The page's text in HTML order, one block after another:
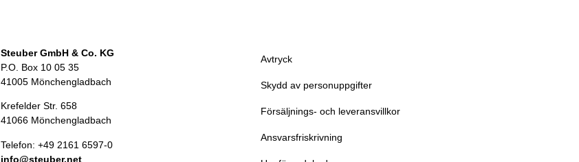
Steuber GmbH & Co. KG
P.O. Box 10 05 35
41005 Mönchengladbach
Krefelder Str. 658
41066 Mönchengladbach
Telefon: +49 2161 6597-0
info@steuber.net
Avtryck
Skydd av personuppgifter
Försäljnings- och leveransvillkor
Ansvarsfriskrivning